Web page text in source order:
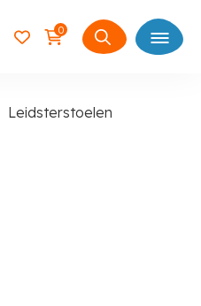
0
Zoeken
Open
Leidsterstoelen